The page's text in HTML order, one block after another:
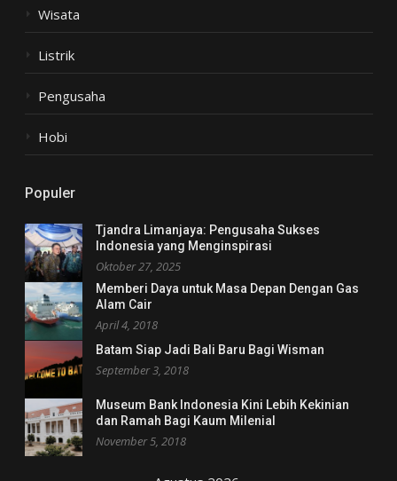
Wisata
Listrik
Pengusaha
Hobi
Populer
Tjandra Limanjaya: Pengusaha Sukses
Indonesia yang Menginspirasi
Oktober 27, 2025
Memberi Daya untuk Masa Depan Dengan Gas
Alam Cair
April 4, 2018
Batam Siap Jadi Bali Baru Bagi Wisman
September 3, 2018
Museum Bank Indonesia Kini Lebih Kekinian
dan Ramah Bagi Kaum Milenial
November 5, 2018